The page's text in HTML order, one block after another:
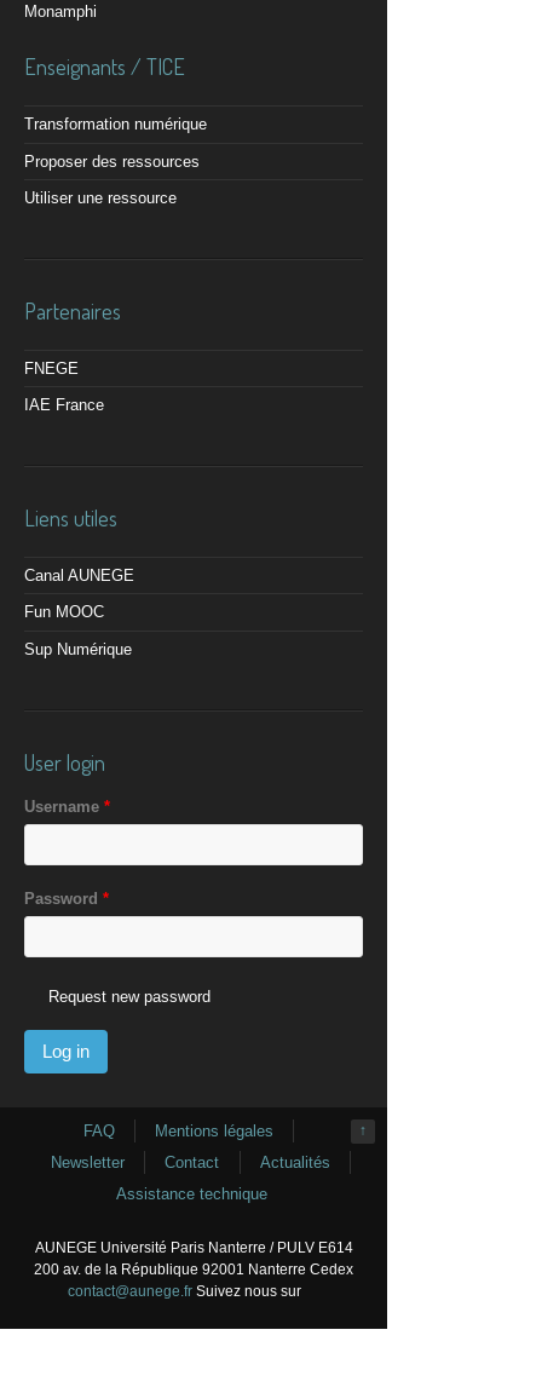
Monamphi
Enseignants / TICE
Transformation numérique
Proposer des ressources
Utiliser une ressource
Partenaires
FNEGE
IAE France
Liens utiles
Canal AUNEGE
Fun MOOC
Sup Numérique
User login
Username *
Password *
Request new password
↑
FAQ
Mentions légales
Newsletter
Contact
Actualités
Assistance technique
AUNEGE Université Paris Nanterre / PULV E614
200 av. de la République 92001 Nanterre Cedex
contact@aunege.frSuivez nous sur